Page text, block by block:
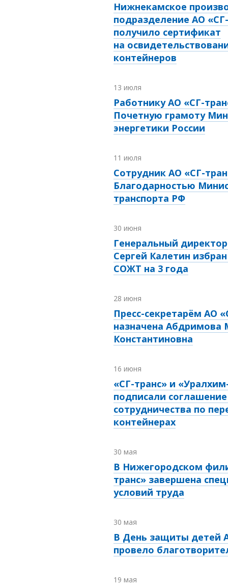
Нижнекамское
подразделение АО
получило сертификат
на
контейнеров
13 июля
Работнику АО «СГ-
Почетную грамоту
энергетики России
11 июля
Сотрудник АО «СГ-
Благодарностью
транспорта РФ
30 июня
Генеральный
Сергей Калетин
СОЖТ на 3 года
28 июня
Пресс-секретарём АО
назначена Абдримова
Константиновна
16 июня
«СГ-транс» и
подписали
сотрудничества по
контейнерах
30 мая
В Нижегородском
транс» завершена
условий труда
30 мая
В День защиты детей
провело
19 мая